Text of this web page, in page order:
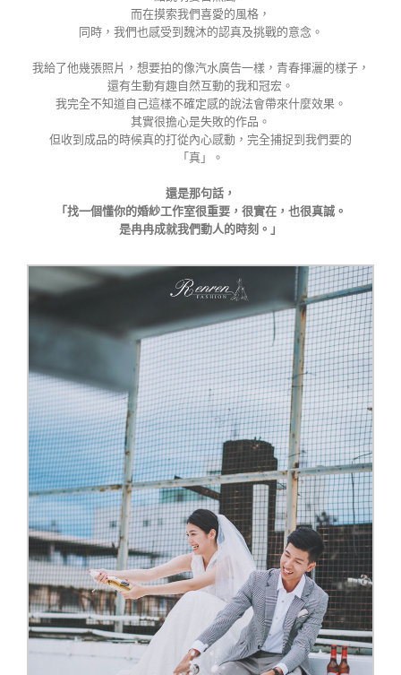
而在摸索我們喜愛的風格，
同時，我們也感受到魏沐的認真及挑戰的意念。
我給了他幾張照片，想要拍的像汽水廣告一樣，青春揮灑的樣子，
還有生動有趣自然互動的我和冠宏。
我完全不知道自己這樣不確定感的說法會帶來什麼效果。
其實很擔心是失敗的作品。
但收到成品的時候真的打從內心感動，完全捕捉到我們要的
「真」。
還是那句話，
「找一個懂你的婚紗工作室很重要，很實在，也很真誠。
是冉冉成就我們動人的時刻。」